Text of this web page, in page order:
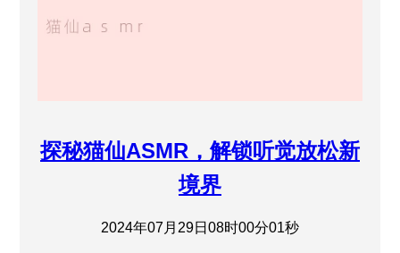
探秘猫仙ASMR，解锁听觉放松新
境界
2024年07月29日08时00分01秒